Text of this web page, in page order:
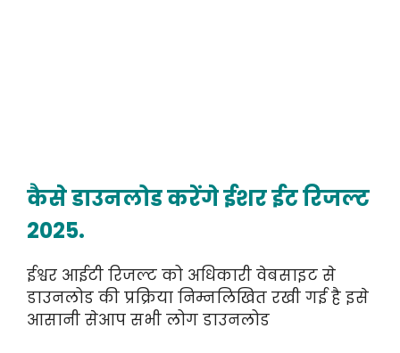
कैसे डाउनलोड करेंगे ईशर ईट रिजल्ट
2025.
ईश्वर आईटी रिजल्ट को अधिकारी वेबसाइट से
डाउनलोड की प्रक्रिया निम्नलिखित रखी गई है इसे
आसानी सेआप सभी लोग डाउनलोड